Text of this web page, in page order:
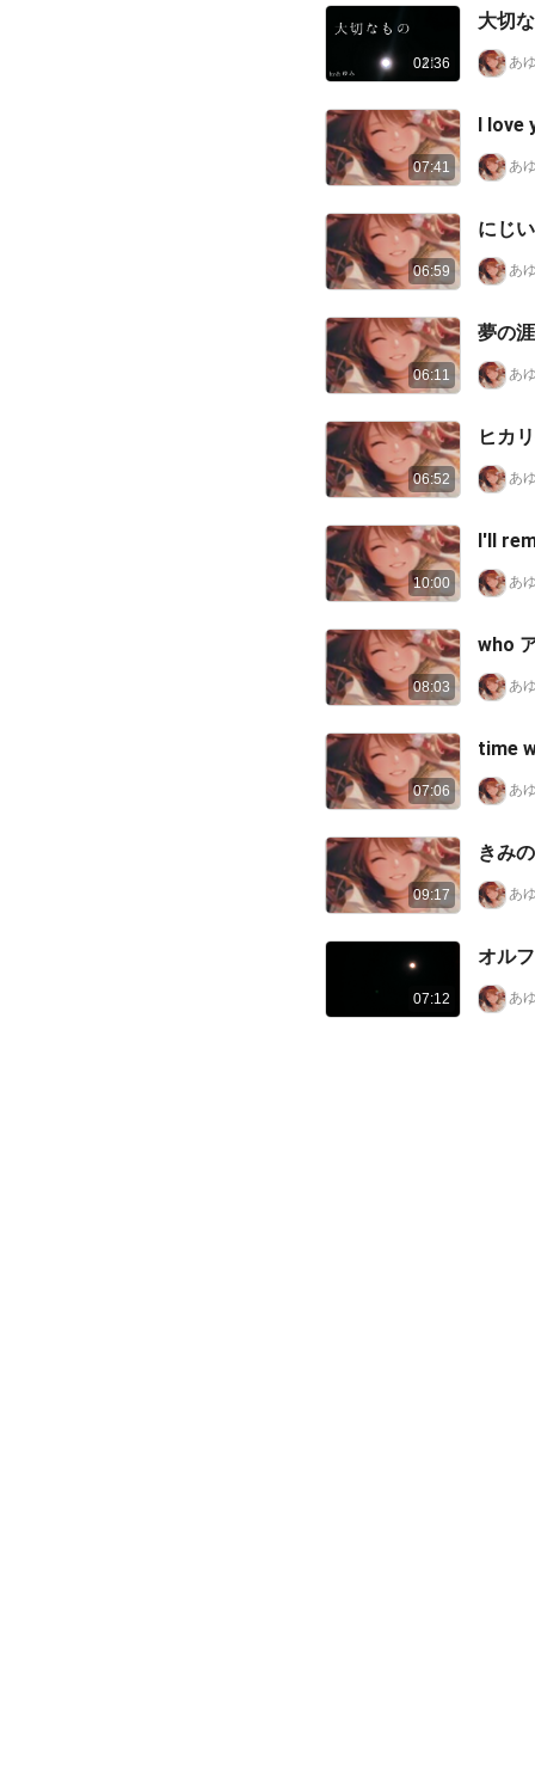
02:36 あ
07:41 あ
06:59
にじ
あ
06:11
夢の
あ
06:52
ヒカ
あ
10:00 あ
08:03 あ
07:06 あ
09:17
きみ
あ
07:12 あ